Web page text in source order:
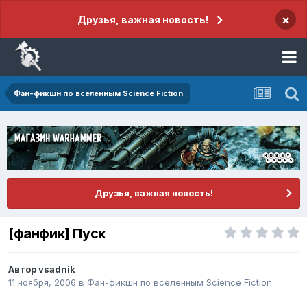
Друзья, важная новость! ×
Фан-фикшн по вселенным Science Fiction
Друзья, важная новость!
[фанфик] Пуск
Авторvsadnik
11 ноября, 2006 в Фан-фикшн по вселенным Science Fiction